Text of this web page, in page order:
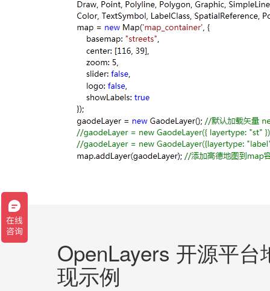
OpenLayers 开源平台
现示例